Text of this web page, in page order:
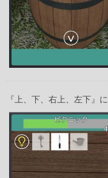
『上、下、右上、左下』